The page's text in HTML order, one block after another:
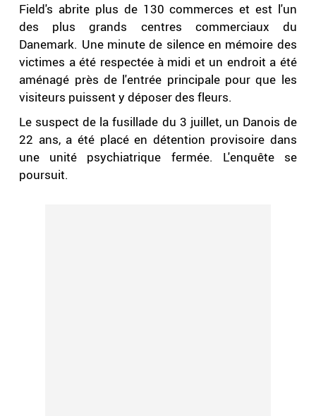
Field's abrite plus de 130 commerces et est l'un
des plus grands centres commerciaux du
Danemark. Une minute de silence en mémoire des
victimes a été respectée à midi et un endroit a été
aménagé près de l'entrée principale pour que les
visiteurs puissent y déposer des fleurs.
Le suspect de la fusillade du 3 juillet, un Danois de
22 ans, a été placé en détention provisoire dans
une unité psychiatrique fermée. L'enquête se
poursuit.